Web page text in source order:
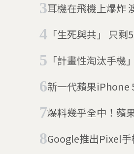
耳機在飛機上爆炸
「生死與共」 只剩5％電量才能使用
「計畫性淘汰手機」 義大利開罰蘋果
新一代蘋果iPhone
爆料幾乎全中！蘋
Google推出Pixel手機 蘋果等了